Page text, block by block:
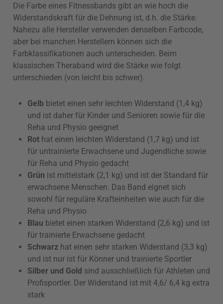
Die Farbe eines Fitnessbands gibt an wie hoch die
Widerstandskraft für die Dehnung ist, d.h. die Stärke.
Nahezu alle Hersteller verwenden denselben Farbcode,
aber bei manchen Herstellern können sich die
Farbklassifikationen auch unterscheiden. Beim
klassischen Theraband wird die Stärke wie folgt
unterschieden (von leicht bis schwer).
Gelbbietet einen sehr leichten Widerstand (1,4 kg)
und ist daher für Kinder und Senioren sowie für die
Reha und Physio geeignet
Rothat einen leichten Widerstand (1,7 kg) und ist
für untrainierte Erwachsene und Jugendliche sowie
für Reha und Physio gedacht
Grün ist mittelstark (2,1 kg) und ist der Standard für
erwachsene Menschen. Das Band eignet sich
sowohl für reguläre Krafteinheiten wie auch für die
Reha und Physio
Blau bietet einen starken Widerstand (2,6 kg) und ist
für trainierte Erwachsene gedacht
Schwarzhat einen sehr starken Widerstand (3,3 kg)
und ist nur ist für Könner und trainierte Sportler
Silber und Gold sind ausschließlich für Athleten und
Profisportler. Der Widerstand ist mit 4,6/ 6,4 kg extra
stark